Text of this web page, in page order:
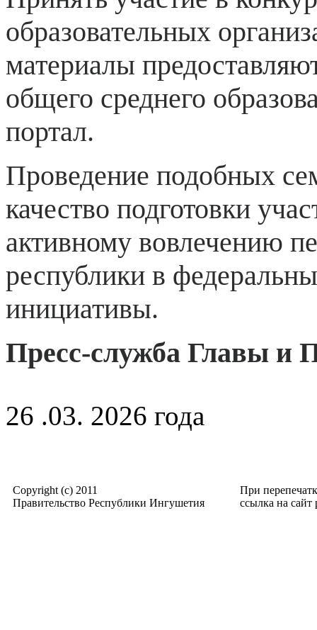
образовательных
материалы
общего среднего
портал.
Проведение подобных
качество подготовки
активному вовлечению
республики в
инициативы.
Пресс-служба Главы и
26 .03. 2026 года
Copyright (c) 2011
Правительство Республики Ингушетия
При
ссылка на сайт